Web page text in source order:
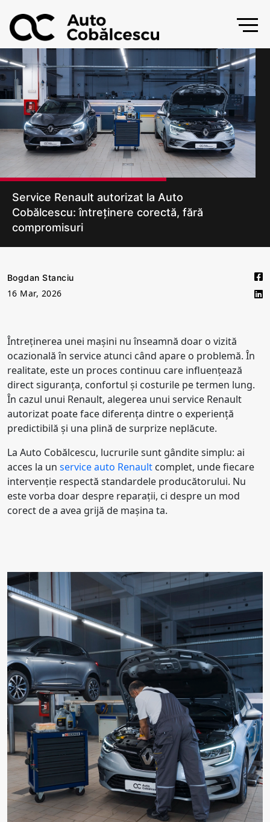
Service Renault autorizat la Auto
Cobălcescu: întreținere corectă, fără
compromisuri
Bogdan Stanciu
16 Mar, 2026
Întreținerea unei mașini nu înseamnă doar o vizită
ocazională în service atunci când apare o problemă. În
realitate, este un proces continuu care influențează
direct siguranța, confortul și costurile pe termen lung.
În cazul unui Renault, alegerea unui service Renault
autorizat poate face diferența dintre o experiență
predictibilă și una plină de surprize neplăcute.
La Auto Cobălcescu, lucrurile sunt gândite simplu: ai
acces la un service auto Renault complet, unde fiecare
intervenție respectă standardele producătorului. Nu
este vorba doar despre reparații, ci despre un mod
corect de a avea grijă de mașina ta.